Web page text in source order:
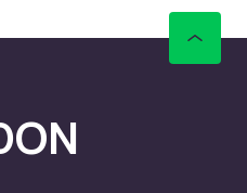
med rask levering
beste leketøy. Vi
budsjetter.